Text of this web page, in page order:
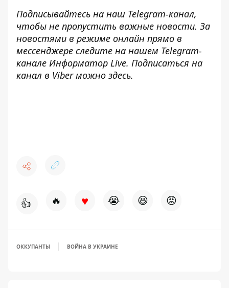
Подписывайтесь на наш Telegram-канал,
чтобы не пропустить важные новости. За
новостями в режиме онлайн прямо в
мессенджере следите на нашем Telegram-
канале Информатор Live. Подписаться на
канал в Viber можно здесь.
👍 🔥 ♥ 😭 😆 😡
ОККУПАНТЫ ВОЙНА В УКРАИНЕ